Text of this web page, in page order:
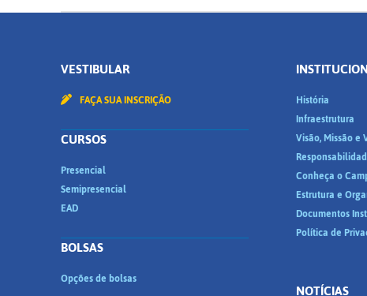
VESTIBULAR
FAÇA SUA INSCRIÇÃO
CURSOS
Presencial
Semipresencial
EAD
BOLSAS
Opções de bolsas
História
Infraestrutura
Visão, Missão e
Conheça o
Estrutura e
Documentos
Política de
NOTÍCIAS